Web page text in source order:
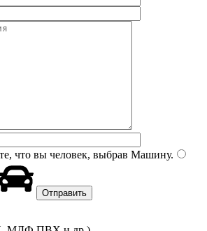
что вы человек, выбрав Машину.